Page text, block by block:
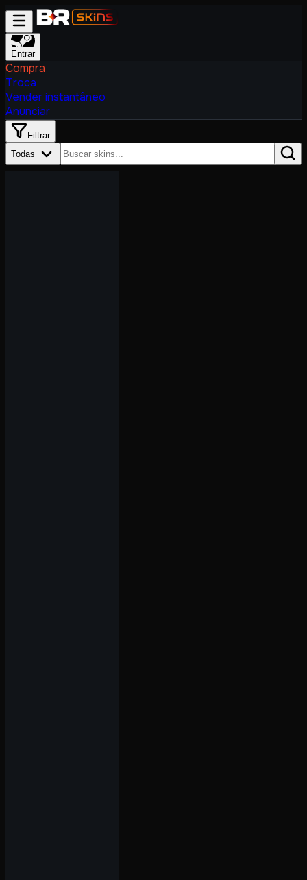
Entrar
Compra
Troca
Vender instantâneo
Anunciar
Filtrar
Todas